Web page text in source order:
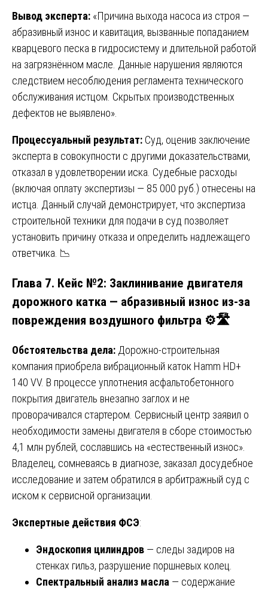
Вывод эксперта: «Причина выхода насоса из строя —
абразивный износ и кавитация, вызванные попаданием
кварцевого песка в гидросистему и длительной работой
на загрязнённом масле. Данные нарушения являются
следствием несоблюдения регламента технического
обслуживания истцом. Скрытых производственных
дефектов не выявлено».
Процессуальный результат: Суд, оценив заключение
эксперта в совокупности с другими доказательствами,
отказал в удовлетворении иска. Судебные расходы
(включая оплату экспертизы — 85 000 руб.) отнесены на
истца. Данный случай демонстрирует, что экспертиза
строительной техники для подачи в суд позволяет
установить причину отказа и определить надлежащего
ответчика. 📉
Глава 7. Кейс №2: Заклинивание двигателя
дорожного катка — абразивный износ из-за
повреждения воздушного фильтра ⚙️🛣️
Обстоятельства дела: Дорожно-строительная
компания приобрела вибрационный каток Hamm HD+
140 VV. В процессе уплотнения асфальтобетонного
покрытия двигатель внезапно заглох и не
проворачивался стартером. Сервисный центр заявил о
необходимости замены двигателя в сборе стоимостью
4,1 млн рублей, сославшись на «естественный износ».
Владелец, сомневаясь в диагнозе, заказал досудебное
исследование и затем обратился в арбитражный суд с
иском к сервисной организации.
Экспертные действия ФСЭ:
Эндоскопия цилиндров — следы задиров на
стенках гильз, разрушение поршневых колец.
Спектральный анализ масла — содержание